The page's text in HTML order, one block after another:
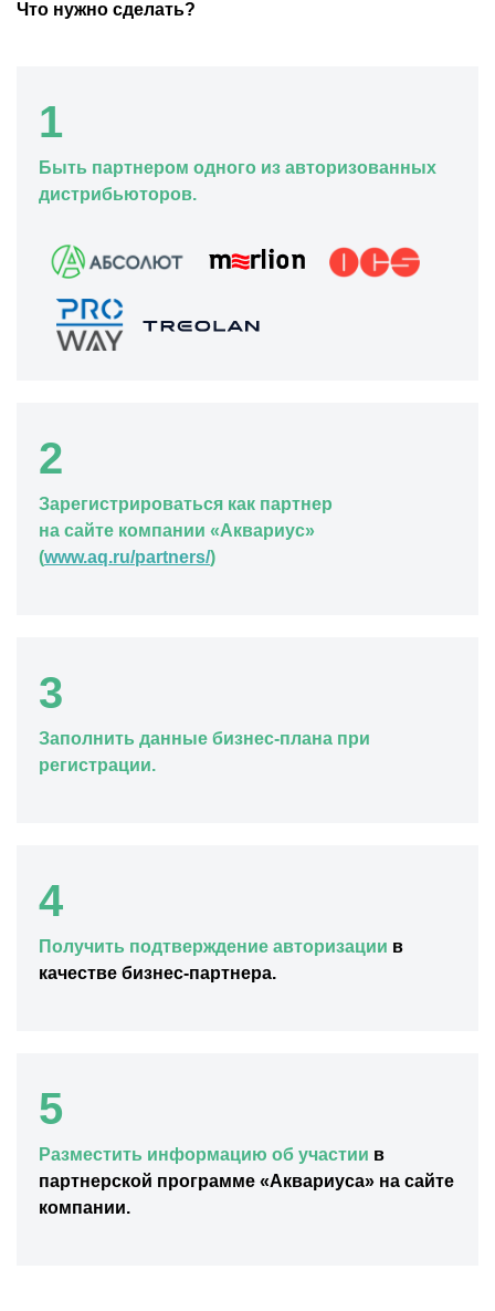
Что нужно сделать?
1
Быть партнером одного из авторизованных
дистрибьюторов.
2
Зарегистрироваться как партнер
на сайте компании «Аквариус»
(www.aq.ru/partners/)
3
Заполнить данные бизнес-плана при
регистрации.
4
Получить подтверждение авторизации в
качестве бизнес-партнера.
5
Разместить информацию об участии в
партнерской программе «Аквариуса» на сайте
компании.